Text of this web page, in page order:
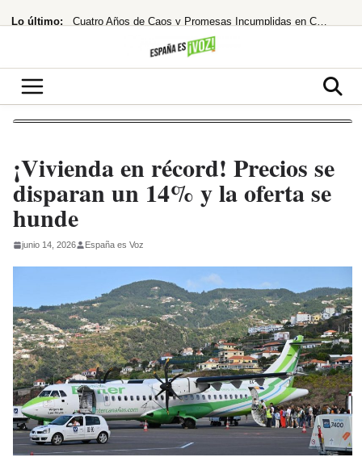
al Lo último: Cuatro Años de Caos y Promesas Incumplidas en Colombia
¡Bochorno real! El Rey de Marruecos saca a Akhannouch de sus vacaciones de lujo
¡Vivienda en récord! Precios se
disparan un 14% y la oferta se
hunde
junio 14, 2026 España es Voz